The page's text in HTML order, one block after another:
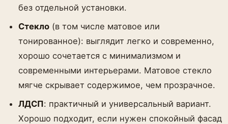
без отдельной установки.
Стекло (в том числе матовое или
тонированное): выглядит легко и современно,
хорошо сочетается с минимализмом и
современными интерьерами. Матовое стекло
мягче скрывает содержимое, чем прозрачное.
ЛДСП: практичный и универсальный вариант.
Хорошо подходит, если нужен спокойный фасад